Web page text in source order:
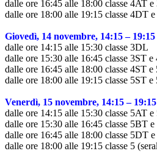
dalle ore 16:45 alle 18:00 classe 4AT
dalle ore 18:00 alle 19:15 classe 4DT
Giovedì, 14 novembre, 14:15 – 19:15
dalle ore 14:15 alle 15:30 classe 3DL
dalle ore 15:30 alle 16:45 classe 3ST
dalle ore 16:45 alle 18:00 classe 4ST
dalle ore 18:00 alle 19:15 classe 5ST
Venerdì, 15 novembre, 14:15 – 19:15
dalle ore 14:15 alle 15:30 classe 5AT
dalle ore 15:30 alle 16:45 classe 5BT
dalle ore 16:45 alle 18:00 classe 5DT
dalle ore 18:00 alle 19:15 classe 5